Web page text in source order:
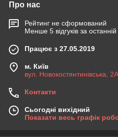
Про нас
Рейтинг не сформований
Менше 5 відгуків за останній
Працює з 27.05.2019
м. Київ
вул. Новокостянтинівська,
Контакти
Сьогодні вихідний
Показати весь графік